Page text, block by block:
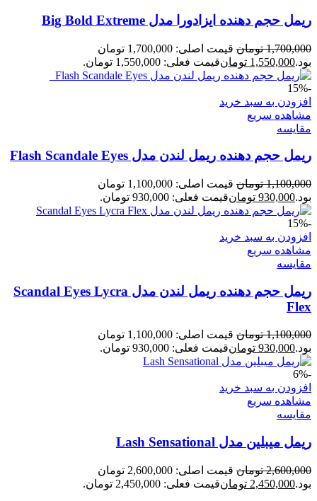
ریمل حجم دهنده ایزادورا مدل Big Bold Extreme
1,700,000 تومان
قیمت اصلی: 1,700,000 تومان
بود.1,550,000 تومانقیمت فعلی: 1,550,000 تومان.
-15%
افزودن به سبد خرید
مشاهده سریع
مقایسه
ریمل حجم دهنده ریمل لندن مدل Flash Scandale Eyes
1,100,000 تومان
قیمت اصلی: 1,100,000 تومان
بود.930,000 تومانقیمت فعلی: 930,000 تومان.
-15%
افزودن به سبد خرید
مشاهده سریع
مقایسه
ریمل حجم دهنده ریمل لندن مدل Scandal Eyes Lycra
Flex
1,100,000 تومان
قیمت اصلی: 1,100,000 تومان
بود.930,000 تومانقیمت فعلی: 930,000 تومان.
-6%
افزودن به سبد خرید
مشاهده سریع
مقایسه
ریمل میبلین مدل Lash Sensational
2,600,000 تومان
قیمت اصلی: 2,600,000 تومان
بود.2,450,000 تومانقیمت فعلی: 2,450,000 تومان.